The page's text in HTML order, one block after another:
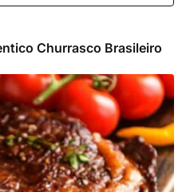
Churrasco Brasileiro